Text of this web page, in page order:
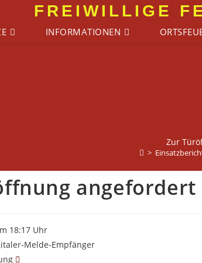
FREIWILLIGE
INFORMATIONEN
Zur
>
18:17 Uhr
Melde-Empfänger